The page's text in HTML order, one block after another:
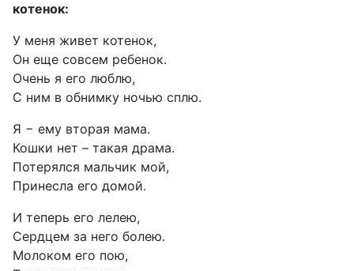
котенок:
У меня живет котенок,
Он еще совсем ребенок.
Очень я его люблю,
С ним в обнимку ночью сплю.
Я − ему вторая мама.
Кошки нет – такая драма.
Потерялся мальчик мой,
Принесла его домой.
И теперь его лелею,
Сердцем за него болею.
Молоком его пою,